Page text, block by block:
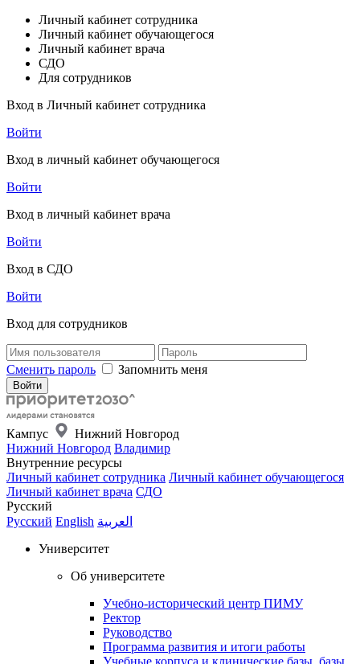
Личный кабинет сотрудника
Личный кабинет обучающегося
Личный кабинет врача
СДО
Для сотрудников
Вход в Личный кабинет сотрудника
Войти
Вход в личный кабинет обучающегося
Войти
Вход в личный кабинет врача
Войти
Вход в СДО
Войти
Вход для сотрудников
Сменить пароль Запомнить меня
Кампус
Нижний Новгород
Нижний Новгород Владимир
Внутренние ресурсы
Личный кабинет сотрудника Личный кабинет обучающегося
Личный кабинет врача СДО
Русский
Русский English العربية
Университет
Об университете
Учебно-исторический центр ПИМУ
Ректор
Руководство
Программа развития и итоги работы
Учебные корпуса и клинические базы, базы